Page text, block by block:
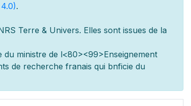
.
Terre & Univers. Elles sont issues de la
du ministre de l<80><99>Enseignement
de recherche franais qui bnficie du